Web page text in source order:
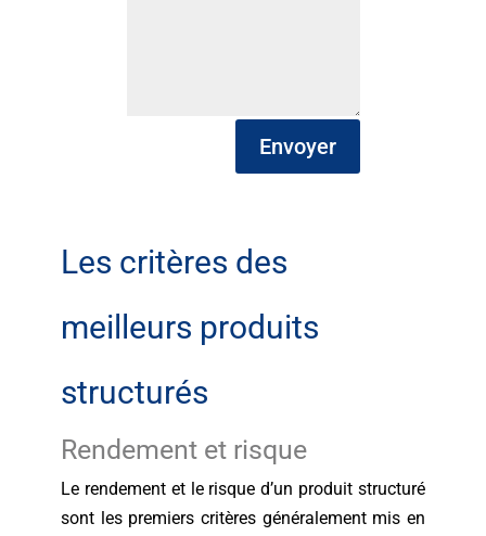
Envoyer
Les critères des
meilleurs produits
structurés
Rendement et risque
Le rendement et le risque d’un produit structuré
sont les premiers critères généralement mis en